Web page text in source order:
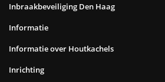
Inbraakbeveiliging Den Haag
Informatie
Informatie over Houtkachels
Inrichting